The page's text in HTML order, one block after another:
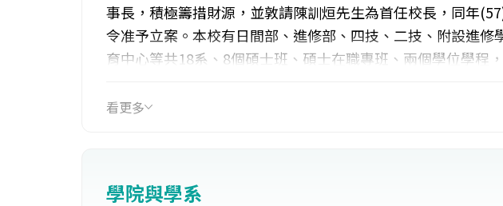
事長，積極籌措財源，並敦請陳訓烜先生為首任校長，同年
令准予立案。本校有日間部、進修部、四技、二技、附設進修
育中心等共18系、8個碩士班、碩士在職專班、兩個學位學程
量，商管學院具有服務業管理特色，健康科技學院具有生物科
看更多
學院與學系